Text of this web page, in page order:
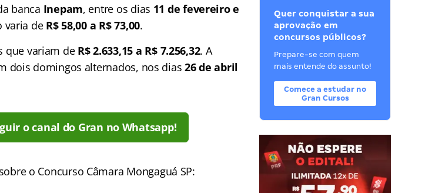
banca Inepam, entre os dias 11 de fevereiro e
varia de R$ 58,00 a R$ 73,00.
que variam de R$ 2.633,15 a R$ 7.256,32. A
dois domingos alternados, nos dias26 de abril
o canal do Gran no Whatsapp!
o Concurso Câmara Mongaguá SP:
Quer conquistar a sua
aprovação em
concursos públicos?
Prepare-se com quem
mais entende do assunto!
Comece a estudar no
Gran Cursos